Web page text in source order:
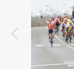
Élement précédent